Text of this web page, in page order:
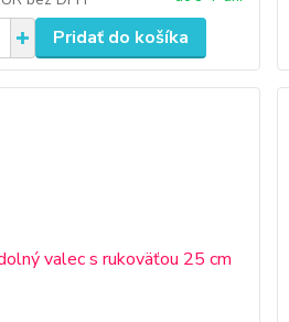
Pridať do košíka